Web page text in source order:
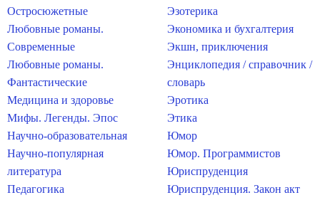
Остросюжетные
Любовные романы.
Современные
Любовные романы.
Фантастические
Медицина и здоровье
Мифы. Легенды. Эпос
Научно-образовательная
Научно-популярная
литература
Педагогика
Эзотерика
Экономика и бухгалтерия
Экшн, приключения
Энциклопедия / справочник /
словарь
Эротика
Этика
Юмор
Юмор. Программистов
Юриспруденция
Юриспруденция. Закон акт